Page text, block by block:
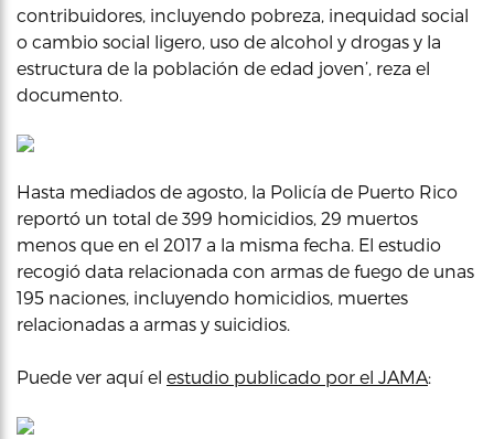
contribuidores, incluyendo pobreza, inequidad social
o cambio social ligero, uso de alcohol y drogas y la
estructura de la población de edad joven’, reza el
documento.
Hasta mediados de agosto, la Policía de Puerto Rico
reportó un total de 399 homicidios, 29 muertos
menos que en el 2017 a la misma fecha. El estudio
recogió data relacionada con armas de fuego de unas
195 naciones, incluyendo homicidios, muertes
relacionadas a armas y suicidios.
Puede ver aquí el estudio publicado por el JAMA: